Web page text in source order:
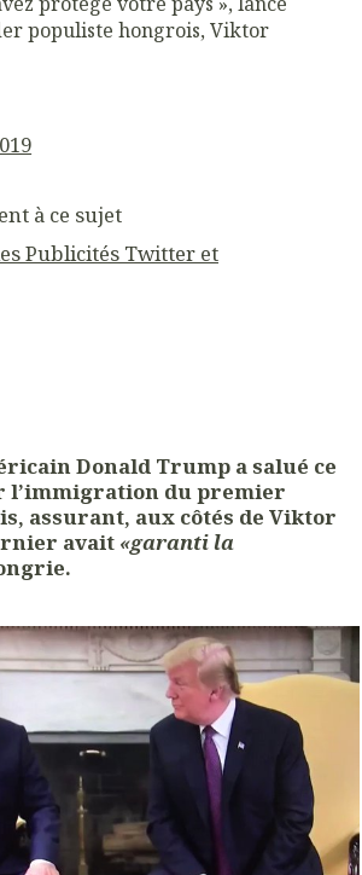
populiste hongrois, Viktor
à ce sujet
Publicités Twitter et
Donald Trump a salué ce
l’immigration du premier
assurant, aux côtés de Viktor
avait «garanti la